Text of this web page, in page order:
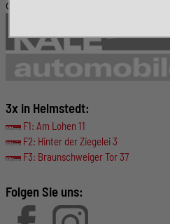
© KALE-Automobile GmbH
3x in Helmstedt:
F1: Am Lohen 11
F2: Hinter der Ziegelei 3
F3: Braunschweiger Tor 37
Folgen Sie uns: